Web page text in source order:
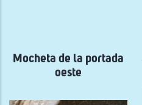
navegación
Mocheta de la portada
oeste